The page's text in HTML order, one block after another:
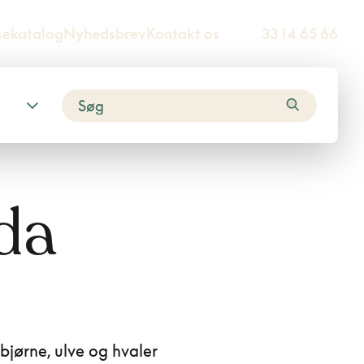
NyhedsbrevKontakt os 33 14 65 66
ulve og hvaler